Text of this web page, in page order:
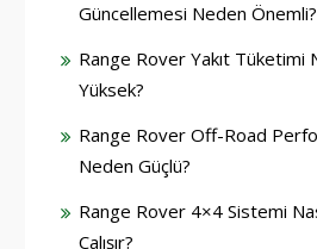
Güncellemesi Neden Önemli?
Range Rover Yakıt Tüketimi
Yüksek?
Range Rover Off-Road
Neden Güçlü?
Range Rover 4×4 Sistemi
Çalışır?